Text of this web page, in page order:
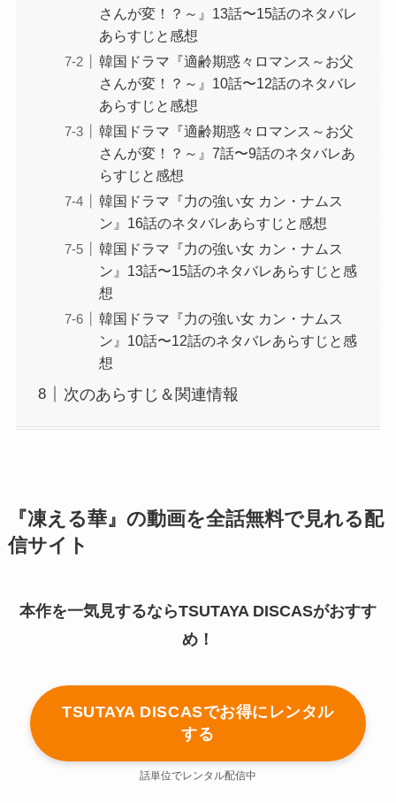
さんが変！？～』13話〜15話のネタバレ
あらすじと感想
韓国ドラマ『適齢期惑々ロマンス～お父
さんが変！？～』10話〜12話のネタバレ
あらすじと感想
韓国ドラマ『適齢期惑々ロマンス～お父
さんが変！？～』7話〜9話のネタバレあ
らすじと感想
韓国ドラマ『力の強い女 カン・ナムス
ン』16話のネタバレあらすじと感想
韓国ドラマ『力の強い女 カン・ナムス
ン』13話〜15話のネタバレあらすじと感
想
韓国ドラマ『力の強い女 カン・ナムス
ン』10話〜12話のネタバレあらすじと感
想
次のあらすじ＆関連情報
『凍える華』の動画を全話無料で見れる配
信サイト
本作を一気見するならTSUTAYA DISCASがおすす
め！
TSUTAYA DISCASでお得にレンタル
する
話単位でレンタル配信中